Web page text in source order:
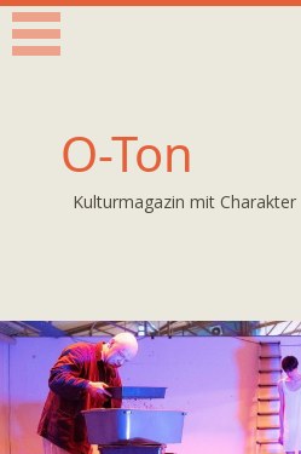
O-Ton
Kulturmagazin mit Charakter